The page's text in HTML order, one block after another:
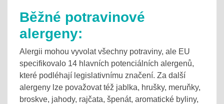
Běžné potravinové
alergeny:
Alergii mohou vyvolat všechny potraviny, ale EU
specifikovalo 14 hlavních potenciálních alergenů,
které podléhají legislativnímu značení. Za další
alergeny lze považovat též jablka, hrušky, meruňky,
broskve, jahody, rajčata, špenát, aromatické byliny,